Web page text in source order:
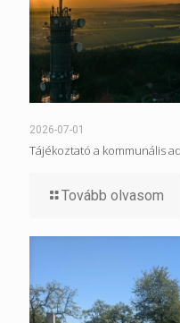
2026-07-01
Tájékoztató a kommunális
Tovább olvasom